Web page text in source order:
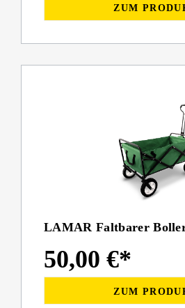
ZUM
LAMAR Faltbarer
50,00 €*
ZUM